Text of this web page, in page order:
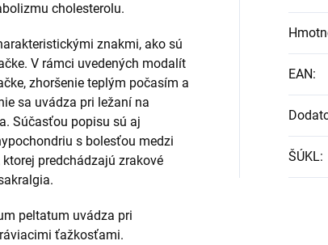
cholesterolu.
znakmi, ako sú
V rámci uvedených modalít
zhoršenie teplým počasím a
sa uvádza pri ležaní na
Súčasťou popisu sú aj
s bolesťou medzi
predchádzajú zrakové
peltatum uvádza pri
ťažkosťami.
EAN:
ŠÚKL: